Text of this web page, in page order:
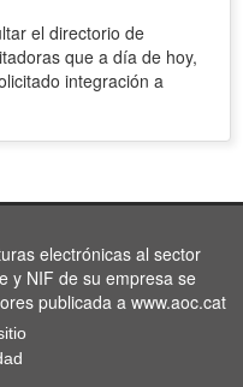
el directorio de
que a día de hoy,
integración a
electrónicas al sector
y NIF de su empresa se
publicada a www.aoc.cat